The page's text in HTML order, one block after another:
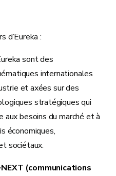
d’Eureka :
sont des
internationales
et axées sur des
stratégiques qui
aux besoins du marché et à
économiques,
sociétaux.
NEXT (communications